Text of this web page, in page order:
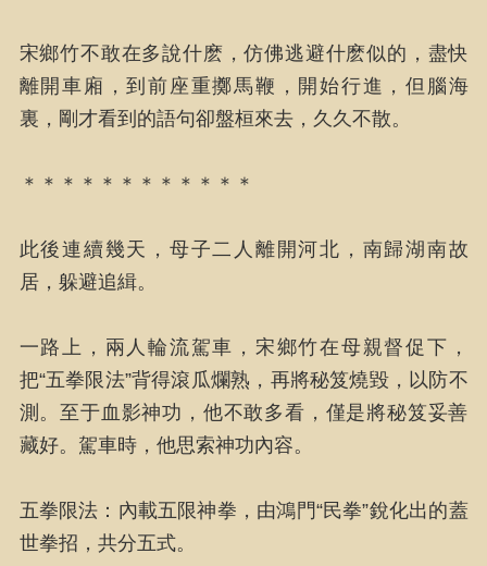
宋鄉竹不敢在多說什麽，仿佛逃避什麽似的，盡快
離開車廂，到前座重擲馬鞭，開始行進，但腦海
裏，剛才看到的語句卻盤桓來去，久久不散。
＊＊＊＊＊＊＊＊＊＊＊＊
此後連續幾天，母子二人離開河北，南歸湖南故
居，躲避追緝。
一路上，兩人輪流駕車，宋鄉竹在母親督促下，
把“五拳限法”背得滾瓜爛熟，再將秘笈燒毀，以防不
測。至于血影神功，他不敢多看，僅是將秘笈妥善
藏好。駕車時，他思索神功內容。
五拳限法：內載五限神拳，由鴻門“民拳”銳化出的蓋
世拳招，共分五式。